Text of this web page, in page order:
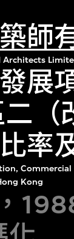
師
Architects
展
（
率
Kong